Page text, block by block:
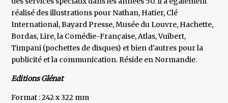
réalisé des illustrations pour Nathan, Hatier, Clé
International, Bayard Presse, Musée du Louvre, Hachette,
Bordas, Lire, la Comédie-Française, Atlas, Vuibert,
Timpani (pochettes de disques) et bien d'autres pour la
publicité et la communication. Réside en Normandie.
Editions Glénat
Format : 242 x 322 mm